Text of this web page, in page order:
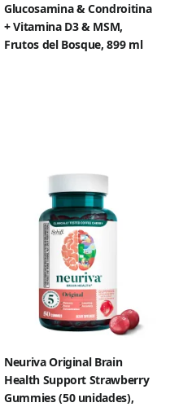
Glucosamina & Condroitina
+ Vitamina D3 & MSM,
Frutos del Bosque, 899 ml
Neuriva Original Brain
Health Support Strawberry
Gummies (50 unidades),